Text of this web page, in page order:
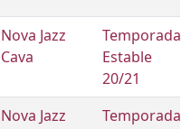
Nova Jazz
Cava
Temporada
Estable
20/21
Nova Jazz
Temporada